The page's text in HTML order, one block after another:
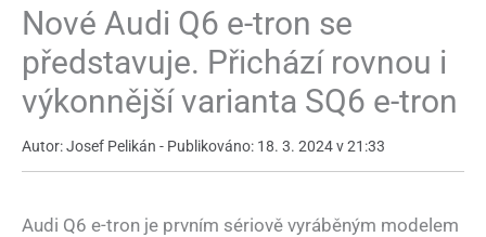
Nové Audi Q6 e-tron se
představuje. Přichází rovnou i
výkonnější varianta SQ6 e-tron
Autor: Josef Pelikán - Publikováno: 18. 3. 2024 v 21:33
Audi Q6 e-tron je prvním sériově vyráběným modelem